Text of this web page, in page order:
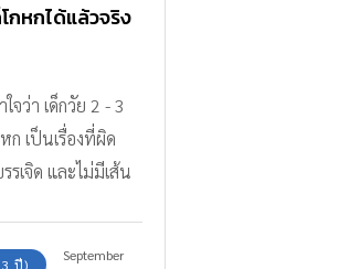
กหกได้แล้วจริง
ว่า เด็กวัย 2 - 3
ก เป็นเรื่องที่ผิด
เจิด และไม่มีเส้น
ปี)
September